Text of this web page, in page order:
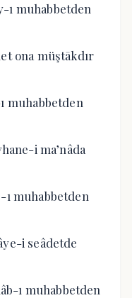
ı muhabbetden
ona müştākdır
muhabbetden
i ma’nâda
muhabbetden
i seâdetde
ı muhabbetden